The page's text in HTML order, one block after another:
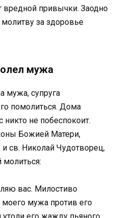
вредной привычки. Заодно
за здоровье
мужа
мужа, супруга
помолиться. Дома
никто не побеспокоит.
Божией Матери,
св. Николай Чудотворец,
молиться:
вас. Милостиво
мужа против его